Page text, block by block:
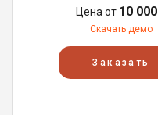
Цена от 10 000
Скачать демо
Заказать